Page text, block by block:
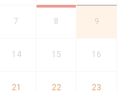
7 8 9
14 15 16
21 22 23